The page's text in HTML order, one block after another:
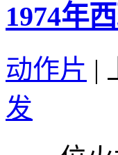
1974年
动作片 |
发